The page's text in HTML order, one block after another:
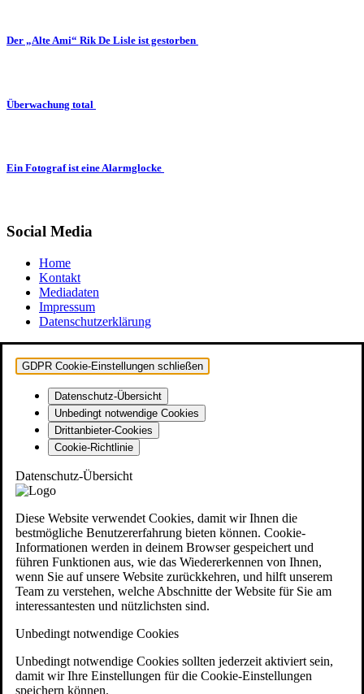
Der „Alte Ami“ Rik De Lisle ist gestorben
Überwachung total
Ein Fotograf ist eine Alarmglocke
Social Media
Home
Kontakt
Mediadaten
Impressum
Datenschutzerklärung
GDPR Cookie-Einstellungen schließen
Datenschutz-Übersicht
Unbedingt notwendige Cookies
Drittanbieter-Cookies
Cookie-Richtlinie
Datenschutz-Übersicht
Diese Website verwendet Cookies, damit wir Ihnen die
bestmögliche Benutzererfahrung bieten können. Cookie-
Informationen werden in deinem Browser gespeichert und
führen Funktionen aus, wie das Wiedererkennen von Ihnen,
wenn Sie auf unsere Website zurückkehren, und hilft unserem
Team zu verstehen, welche Abschnitte der Website für Sie am
interessantesten und nützlichsten sind.
Unbedingt notwendige Cookies
Unbedingt notwendige Cookies sollten jederzeit aktiviert sein,
damit wir Ihre Einstellungen für die Cookie-Einstellungen
speichern können.